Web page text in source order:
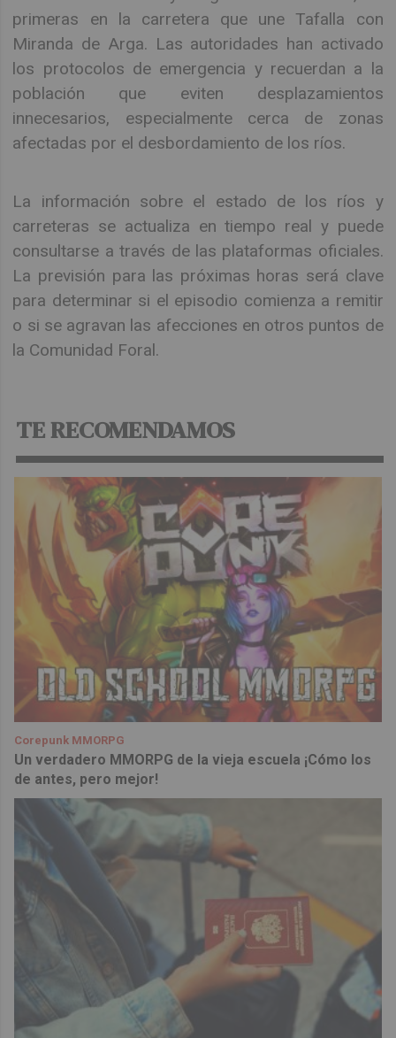
primeras en la carretera que une Tafalla con
Miranda de Arga. Las autoridades han activado
los protocolos de emergencia y recuerdan a la
población que eviten desplazamientos
innecesarios, especialmente cerca de zonas
afectadas por el desbordamiento de los ríos.
La información sobre el estado de los ríos y
carreteras se actualiza en tiempo real y puede
consultarse a través de las plataformas oficiales.
La previsión para las próximas horas será clave
para determinar si el episodio comienza a remitir
o si se agravan las afecciones en otros puntos de
la Comunidad Foral.
TE RECOMENDAMOS
Corepunk MMORPG
Un verdadero MMORPG de la vieja escuela ¡Cómo los
de antes, pero mejor!